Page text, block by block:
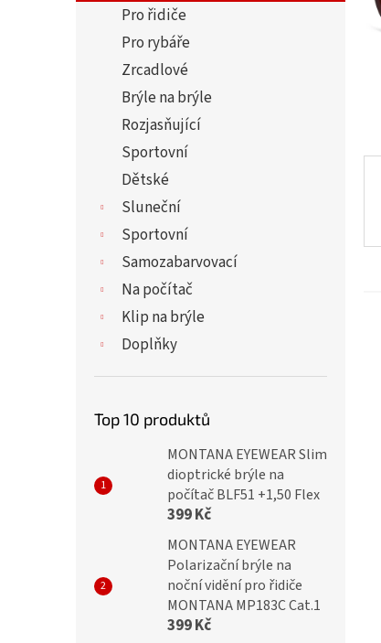
Pro řidiče
Pro rybáře
Zrcadlové
Brýle na brýle
Rozjasňující
Sportovní
Dětské
Sluneční
Sportovní
Samozabarvovací
Na počítač
Klip na brýle
Doplňky
Top 10 produktů
MONTANA EYEWEAR Slim
dioptrické brýle na
počítač BLF51 +1,50 Flex
399 Kč
MONTANA EYEWEAR
Polarizační brýle na
noční vidění pro řidiče
MONTANA MP183C Cat.1
399 Kč